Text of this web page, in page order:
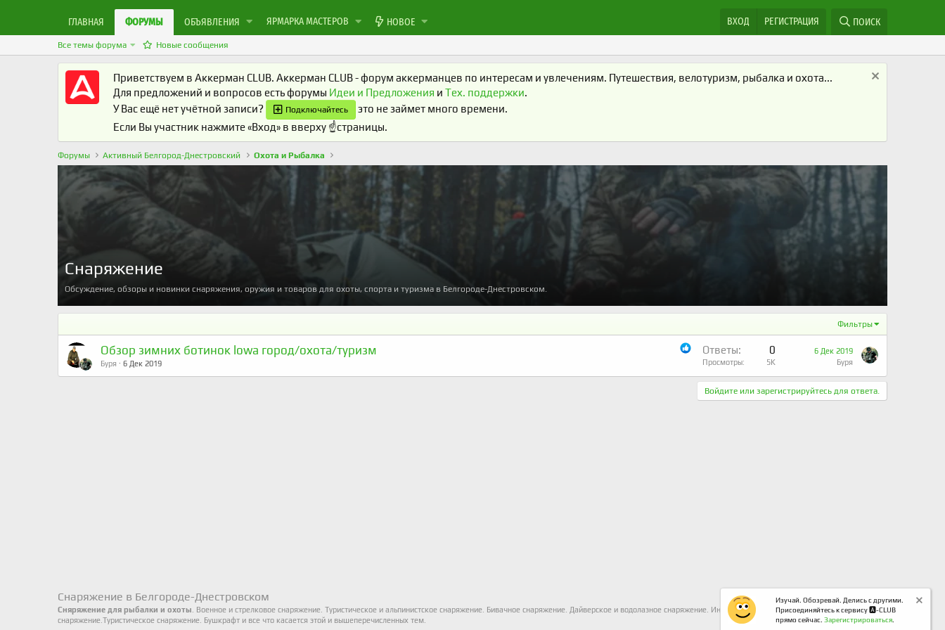
ГЛАВНАЯ ФОРУМЫ ОБЪЯВЛЕНИЯ ЯРМАРКА МАСТЕРОВ НОВОЕ ВХОД РЕГИСТРАЦИЯ ПОИСК
Все темы форума Новые сообщения
Приветствуем в Аккерман CLUB. Аккерман CLUB - форум аккерманцев по интересам и увлечениям. Путешествия, велотуризм, рыбалка и охота...
Для предложений и вопросов есть форумы Идеи и Предложения и Тех. поддержки.
У Вас ещё нет учётной записи?
Подключайтесь
это не займет много времени.
Если Вы участник нажмите «Вход» в вверху ☝️страницы.
Форумы Активный Белгород-Днестровский Охота и Рыбалка
Снаряжение
Обсуждение, обзоры и новинки снаряжения, оружия и товаров для охоты, спорта и туризма в Белгороде-Днестровском.
Фильтры
Обзор зимних ботинок lowa город/охота/туризм
Буря 6 Дек 2019
Ответы 0
Просмотры 5K
6 Дек 2019
Буря
Войдите или зарегистрируйтесь для ответа.
Снаряжение в Белгороде-Днестровском
Сняряжение для рыбалки и охоты . Военное и стрелковое снаряжение. Туристическое и альпинистское снаряжение. Бивачное снаряжение. Дайверское и водолазное снаряжение. Индивидуальное снаряжение. Охотничье
снаряжение.Туристическое снаряжение. Бушкрафт и все что касается этой и вышеперечисленных тем.
Изучай. Обозревай. Делись с другими.
Присоединяйтесь к сервису 🅰️-CLUB
прямо сейчас. Зарегистрироваться